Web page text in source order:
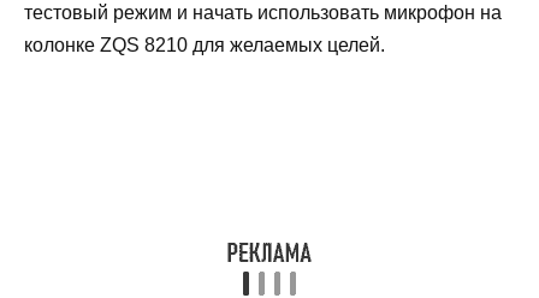
тестовый режим и начать использовать микрофон на
колонке ZQS 8210 для желаемых целей.